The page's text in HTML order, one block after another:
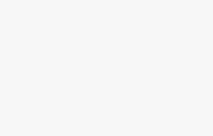
la
l'acciaio,